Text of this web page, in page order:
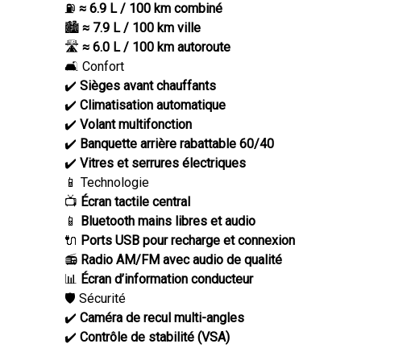
⛽ ≈ 6.9 L / 100 km combiné
🏙️ ≈ 7.9 L / 100 km ville
🛣️ ≈ 6.0 L / 100 km autoroute
🛋️ Confort
✔️ Sièges avant chauffants
✔️ Climatisation automatique
✔️ Volant multifonction
✔️ Banquette arrière rabattable 60/40
✔️ Vitres et serrures électriques
📱 Technologie
📺 Écran tactile central
📱
Bluetooth mains libres et audio
🔌 Ports USB pour recharge et connexion
📻 Radio AM/FM avec audio de qualité
📊 Écran d’information conducteur
🛡️ Sécurité
✔️ Caméra de recul multi-angles
✔️ Contrôle de stabilité (VSA)